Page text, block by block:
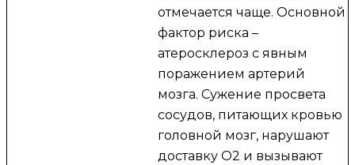
отмечается чаще. Основной
фактор риска –
атеросклероз с явным
поражением артерий
мозга. Сужение просвета
сосудов, питающих кровью
головной мозг, нарушают
доставку O2 и вызывают